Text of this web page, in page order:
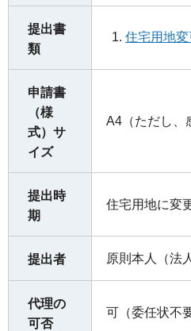
提出書
類
住宅用地変
申請書
（様
式）サ
イズ
A4（ただし、
提出時
期
住宅用地に変
提出者 原則本人（法
代理の
可否
可（委任状不